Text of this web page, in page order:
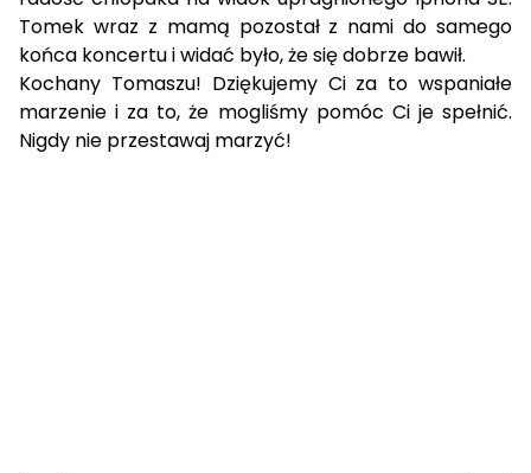
Tomek wraz z mamą pozostał z nami do samego
końca koncertu i widać było, że się dobrze bawił.
Kochany Tomaszu! Dziękujemy Ci za to wspaniałe
marzenie i za to, że mogliśmy pomóc Ci je spełnić.
Nigdy nie przestawaj marzyć!